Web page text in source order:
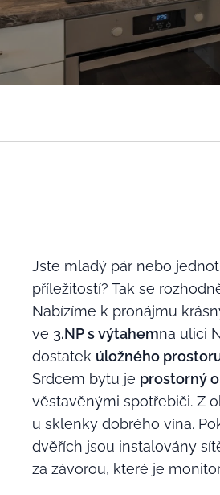
Jste mladý pár nebo
příležitostí? Tak se
Nabízíme k pronájmu
ve 3.NP s výtahemna ulici
dostatek úložného
Srdcem bytu je prostorný
věstavěnými spotřebiči. Z
u sklenky dobrého vína.
dvěřích jsou instalovány
za závorou, které je